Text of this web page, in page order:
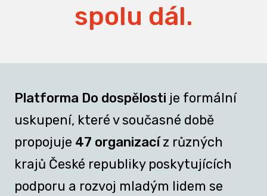
spolu dál.
Platforma Do dospělosti je formální
uskupení, které v současné době
propojuje 47 organizacíz různých
krajů České republiky poskytujících
podporu a rozvoj mladým lidem se